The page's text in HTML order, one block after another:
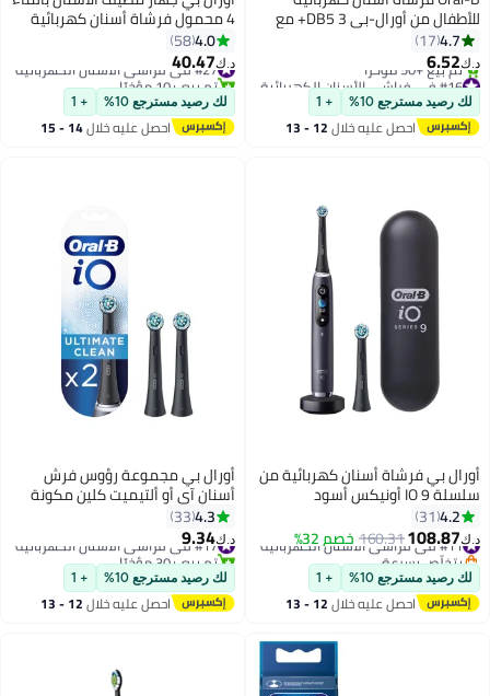
للأطفال من أورال-بي DB5 3+ مع
شخصيات ديزني الأميرات ورأس
فرشاة بديل
4.7
17
د.ك‏6.52
#16 في فراشي الأسنان الكهربائية
أقل سعر في 7 يوم
تم بيع +50 مؤخرًا
#16 في فراشي الأسنان الكهربائية
لك رصيد مسترجع 10% + 1
احصل عليه خلال 12 - 13
4 محمول فرشاة أسنان كهربائية
4.0
58
د.ك‏40.47
#27 في فراشي الأسنان الكهربائية
تم بيع +10 مؤخرًا
#27 في فراشي الأسنان الكهربائية
لك رصيد مسترجع 10% + 1
احصل عليه خلال 14 - 15
أورال بي فرشاة أسنان كهربائية من
سلسلة IO 9 أونيكس أسود
4.2
31
د.ك‏108.87
160.31خصم 32% #11 في فراشي الأسنان الكهربائية
بتخلّص بسرعة
#11 في فراشي الأسنان الكهربائية
لك رصيد مسترجع 10% + 1
احصل عليه خلال 12 - 13
أورال بي مجموعة رؤوس فرش
أسنان آي أو ألتيميت كلين مكونة
من قطعتين أسود
4.3
33
د.ك‏9.34
#17 في فراشي الأسنان الكهربائية
تم بيع +30 مؤخرًا
#17 في فراشي الأسنان الكهربائية
لك رصيد مسترجع 10% + 1
احصل عليه خلال 12 - 13